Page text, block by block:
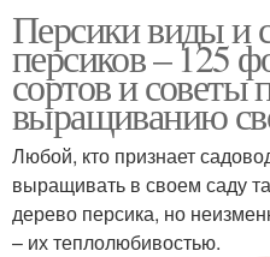
Персики виды и
персиков – 125
сортов и советы
выращиванию
Любой, кто признает
выращивать в своем саду
дерево персика, но
– их теплолюбивостью.